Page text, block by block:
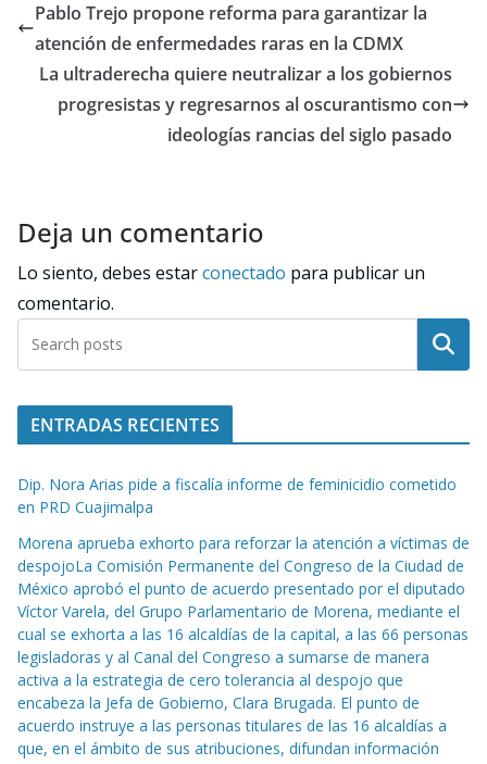
Pablo Trejo propone reforma para garantizar la
atención de enfermedades raras en la CDMX
La ultraderecha quiere neutralizar a los gobiernos
progresistas y regresarnos al oscurantismo con
ideologías rancias del siglo pasado
Deja un comentario
Lo siento, debes estarconectado para publicar un
comentario.
Buscar
ENTRADAS RECIENTES
Dip. Nora Arias pide a fiscalía informe de feminicidio cometido
en PRD Cuajimalpa
Morena aprueba exhorto para reforzar la atención a víctimas de
despojoLa Comisión Permanente del Congreso de la Ciudad de
México aprobó el punto de acuerdo presentado por el diputado
Víctor Varela, del Grupo Parlamentario de Morena, mediante el
cual se exhorta a las 16 alcaldías de la capital, a las 66 personas
legisladoras y al Canal del Congreso a sumarse de manera
activa a la estrategia de cero tolerancia al despojo que
encabeza la Jefa de Gobierno, Clara Brugada. El punto de
acuerdo instruye a las personas titulares de las 16 alcaldías a
que, en el ámbito de sus atribuciones, difundan información